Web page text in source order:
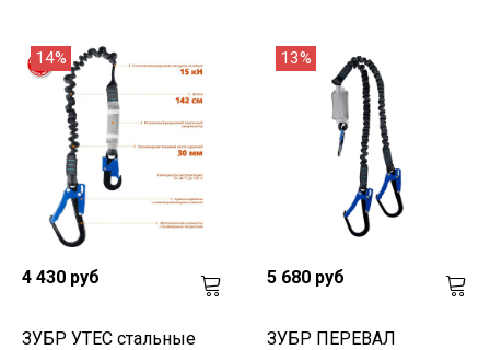
14%
4 430 руб
ЗУБР УТЕС стальные
13%
5 680 руб
ЗУБР ПЕРЕВАЛ